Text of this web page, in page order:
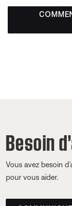
Besoin
Vous avez besoin
pour vous aider.